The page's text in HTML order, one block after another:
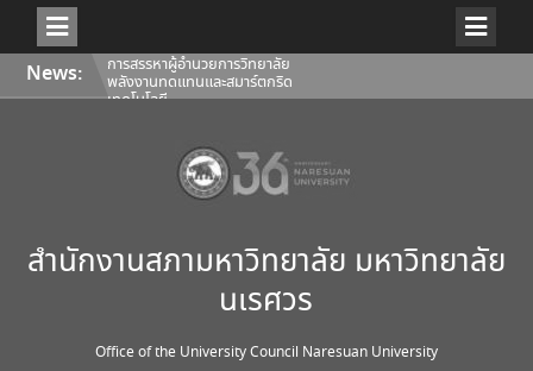
Skip
content
News: การสรรหาผู้อำนวยการวิทยาลัย
พลังงานทดแทนและสมาร์ตกริด
เทคโนโลยี
สำนักงานสภามหาวิทยาลัย ครั้งที่
การประชุมคณะกรรมการกลั่นกรอง
งานด้านกฎหมายของสภา
สำนักงานสภามหาวิทยาลัย มหาวิทยาลัย
นเรศวร
Office of the University Council Naresuan University